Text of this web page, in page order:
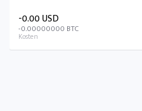
-0.00 USD
-0.00000000 BTC